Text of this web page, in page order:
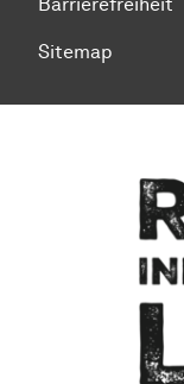
Sitemap